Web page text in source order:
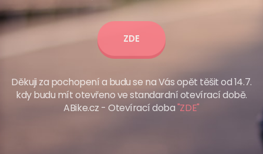
ZDE
Děkuji za pochopení a budu se na Vás opět těšit od 14.7.
kdy budu mít otevřeno ve standardní otevírací době.
ABike.cz - Otevírací doba"ZDE"